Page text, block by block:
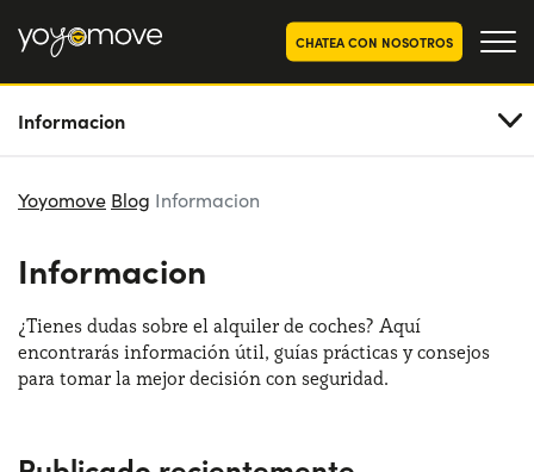
CHATEA CON NOSOTROS
OFERTAS RENTING
SEGUNDA MANO
RENTING COCHES POR MESES
YoyoNow
QUIENES SOMOS
Nuestra historia
CÓMO FUNCIONA
Informacion
Yoyomove Blog Informacion
Informacion
¿Tienes dudas sobre el alquiler de coches? Aquí
encontrarás información útil, guías prácticas y consejos
para tomar la mejor decisión con seguridad.